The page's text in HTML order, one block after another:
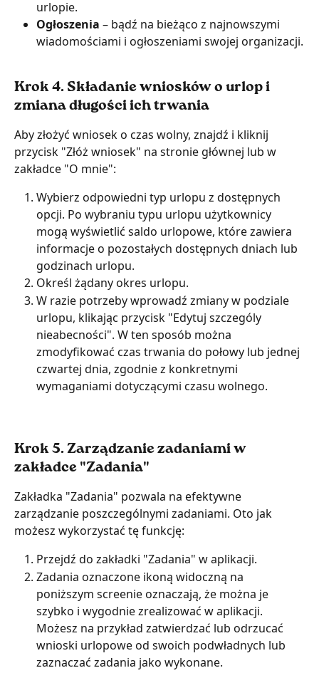
urlopie.
Ogłoszenia – bądź na bieżąco z najnowszymi
wiadomościami i ogłoszeniami swojej organizacji.
Krok 4. Składanie wniosków o urlop i
zmiana długości ich trwania
Aby złożyć wniosek o czas wolny, znajdź i kliknij
przycisk "Złóż wniosek" na stronie głównej lub w
zakładce "O mnie":
Wybierz odpowiedni typ urlopu z dostępnych
opcji. Po wybraniu typu urlopu użytkownicy
mogą wyświetlić saldo urlopowe, które zawiera
informacje o pozostałych dostępnych dniach lub
godzinach urlopu.
Określ żądany okres urlopu.
W razie potrzeby wprowadź zmiany w podziale
urlopu, klikając przycisk "Edytuj szczególy
nieabecności". W ten sposób można
zmodyfikować czas trwania do połowy lub jednej
czwartej dnia, zgodnie z konkretnymi
wymaganiami dotyczącymi czasu wolnego.
Krok 5. Zarządzanie zadaniami w
zakładce "Zadania"
Zakładka "Zadania" pozwala na efektywne
zarządzanie poszczególnymi zadaniami. Oto jak
możesz wykorzystać tę funkcję:
Przejdź do zakładki "Zadania" w aplikacji.
Zadania oznaczone ikoną widoczną na
poniższym screenie oznaczają, że można je
szybko i wygodnie zrealizować w aplikacji.
Możesz na przykład zatwierdzać lub odrzucać
wnioski urlopowe od swoich podwładnych lub
zaznaczać zadania jako wykonane.